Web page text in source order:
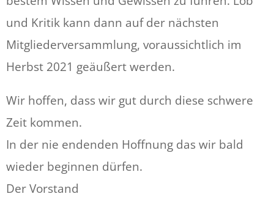
und Kritik kann dann auf der nächsten
Mitgliederversammlung, voraussichtlich im
Herbst 2021 geäußert werden.
Wir hoffen, dass wir gut durch diese schwere
Zeit kommen.
In der nie endenden Hoffnung das wir bald
wieder beginnen dürfen.
Der Vorstand